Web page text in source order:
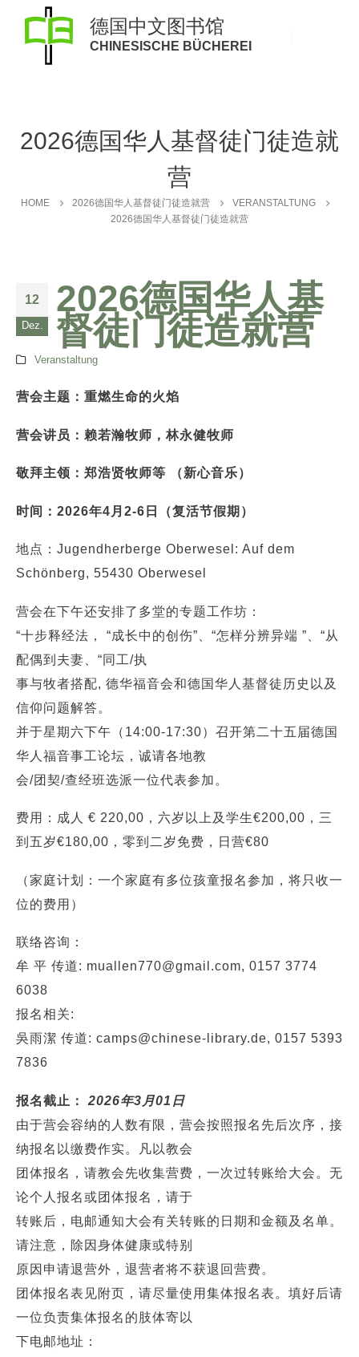
德国中文图书馆
CHINESISCHE BÜCHEREI
2026德国华人基督徒门徒造就
营
HOME 2026德国华人基督徒门徒造就营
VERANSTALTUNG
2026德国华人基督徒门徒造就营
12
Dez.
2026德国华人基
督徒门徒造就营
Veranstaltung
营会主题：重燃生命的火焰
营会讲员：赖若瀚牧师，林永健牧师
敬拜主领：郑浩贤牧师等 （新心音乐）
时间：2026年4月2-6日（复活节假期）
地点：Jugendherberge Oberwesel: Auf dem
Schönberg, 55430 Oberwesel
营会在下午还安排了多堂的专题工作坊：
“十步释经法， “成长中的创伤”、“怎样分辨异端 ”、“从
配偶到夫妻、“同工/执
事与牧者搭配, 德华福音会和德国华人基督徒历史以及
信仰问题解答。
并于星期六下午（14:00-17:30）召开第二十五届德国
华人福音事工论坛，诚请各地教
会/团契/查经班选派一位代表参加。
费用：成人 € 220,00，六岁以上及学生€200,00，三
到五岁€180,00，零到二岁免费，日营€80
（家庭计划：一个家庭有多位孩童报名参加，将只收一
位的费用）
联络咨询：
牟 平 传道: muallen770@gmail.com, 0157 3774
6038
报名相关:
吳雨潔 传道: camps@chinese-library.de, 0157 5393
7836
报名截止： 2026年3月01日
由于营会容纳的人数有限，营会按照报名先后次序，接
纳报名以缴费作实。凡以教会
团体报名，请教会先收集营费，一次过转账给大会。无
论个人报名或团体报名，请于
转账后，电邮通知大会有关转账的日期和金额及名单。
请注意，除因身体健康或特别
原因申请退营外，退营者将不获退回营费。
团体报名表见附页，请尽量使用集体报名表。填好后请
一位负责集体报名的肢体寄以
下电邮地址：